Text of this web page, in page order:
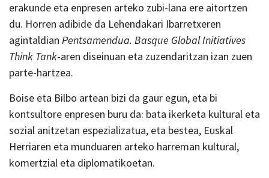
erakunde eta enpresen arteko zubi-lana ere aitortzen
du. Horren adibide da Lehendakari Ibarretxeren
agintaldian Pentsamendua. Basque Global Initiatives
Think Tank-aren diseinuan eta zuzendaritzan izan zuen
parte-hartzea.
Boise eta Bilbo artean bizi da gaur egun, eta bi
kontsultore enpresen buru da: bata ikerketa kultural eta
sozial anitzetan espezializatua, eta bestea, Euskal
Herriaren eta munduaren arteko harreman kultural,
komertzial eta diplomatikoetan.